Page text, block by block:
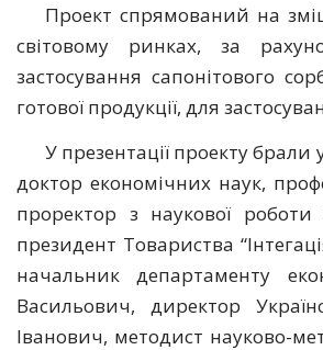
Проект спрямований на
світовому ринках, за
застосування сапонітового
готової продукції, для
У презентації проекту
доктор економічних наук,
проректор з наукової
президент Товариства
начальник департаменту
Васильович, директор
Іванович, методист науково-